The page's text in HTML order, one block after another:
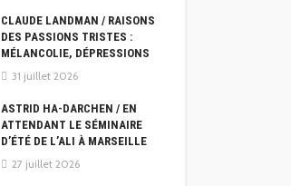
CLAUDE LANDMAN / RAISONS
DES PASSIONS TRISTES :
MÉLANCOLIE, DÉPRESSIONS
31 juillet 2026
ASTRID HA-DARCHEN / EN
ATTENDANT LE SÉMINAIRE
D’ÉTÉ DE L’ALI À MARSEILLE
27 juillet 2026